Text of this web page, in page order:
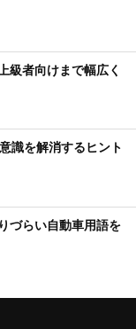
級者向けまで幅広く
識を解消するヒント
づらい自動車用語を